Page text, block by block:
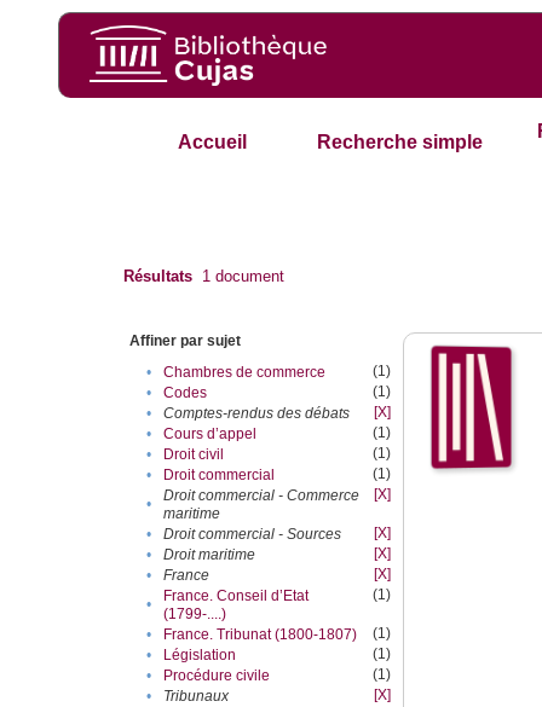
Accueil Recherche simple
Résultats 1 document
Affiner par sujet
•
Chambres de commerce
(1)
•
Codes
(1)
•
Comptes-rendus des débats
[X]
•
Cours d’appel
(1)
•
Droit civil
(1)
•
Droit commercial
(1)
•
Droit commercial - Commerce
maritime
[X]
• Droit commercial - Sources
[X]
•
Droit maritime
[X]
•
France
[X]
•
France. Conseil d’Etat
(1799-....)
(1)
• France. Tribunat (1800-1807)
(1)
•
Législation
(1)
•
Procédure civile
(1)
•
Tribunaux
[X]